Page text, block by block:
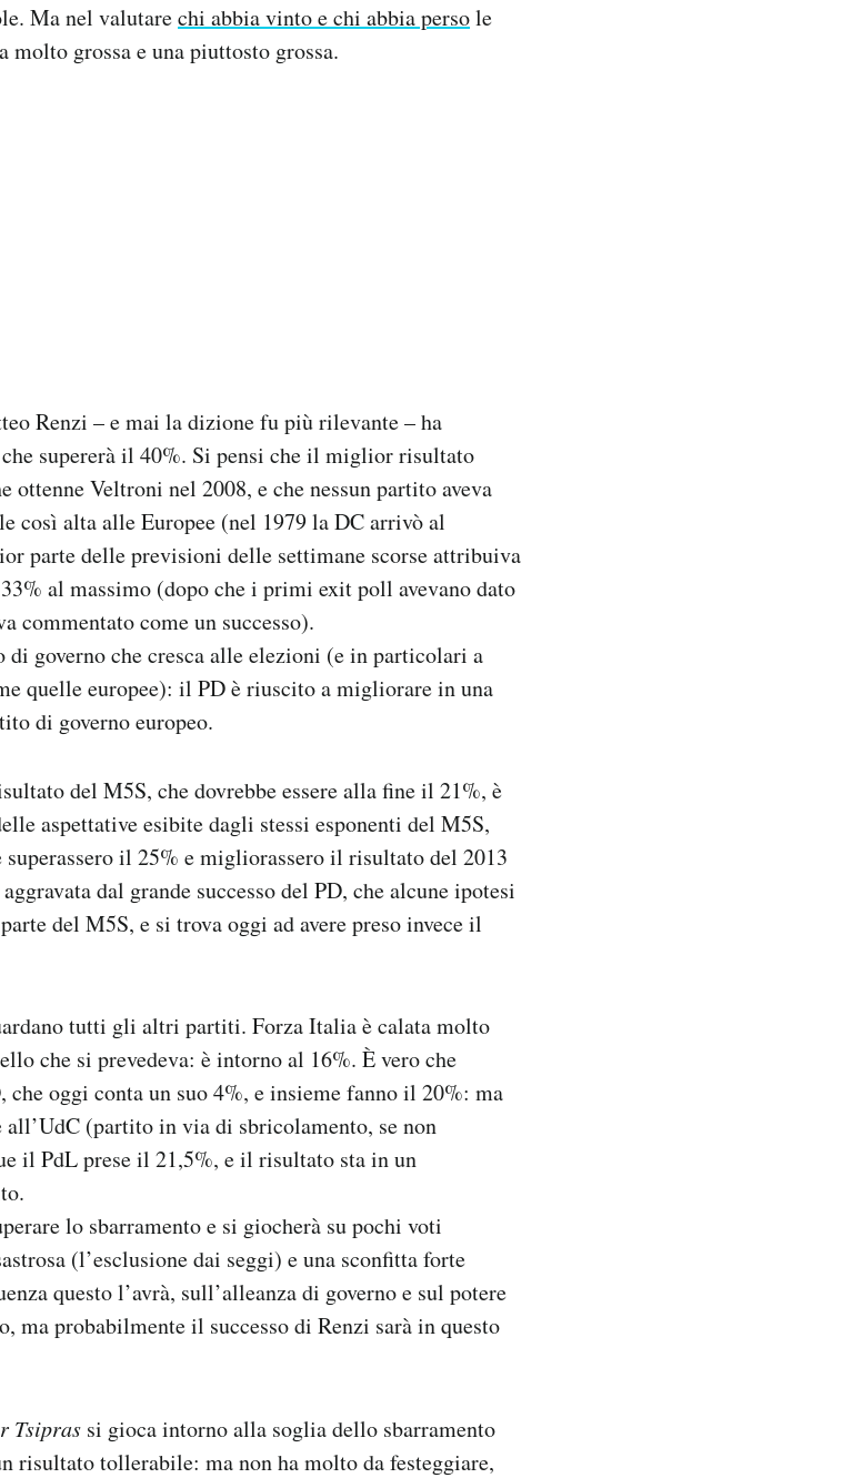
Ma nel valutarechi abbia vinto e chi abbia persole
molto grossa e una piuttosto grossa.
Renzi – e mai la dizione fu più rilevante – ha
supererà il 40%. Si pensi che il miglior risultato
ottenne Veltroni nel 2008, e che nessun partito aveva
così alta alle Europee (nel 1979 la DC arrivò al
parte delle previsioni delle settimane scorse attribuiva
al massimo (dopo che i primi exit poll avevano dato
commentato come un successo).
governo che cresca alle elezioni (e in particolari a
quelle europee): il PD è riuscito a migliorare in una
di governo europeo.
del M5S, che dovrebbe essere alla fine il 21%, è
aspettative esibite dagli stessi esponenti del M5S,
superassero il 25% e migliorassero il risultato del 2013
dal grande successo del PD, che alcune ipotesi
del M5S, e si trova oggi ad avere preso invece il
tutti gli altri partiti. Forza Italia è calata molto
che si prevedeva: è intorno al 16%. È vero che
oggi conta un suo 4%, e insieme fanno il 20%: ma
all’UdC (partito in via di sbricolamento, se non
il PdL prese il 21,5%, e il risultato sta in un
lo sbarramento e si giocherà su pochi voti
(l’esclusione dai seggi) e una sconfitta forte
questo l’avrà, sull’alleanza di governo e sul potere
ma probabilmente il successo di Renzi sarà in questo
Tsipras si gioca intorno alla soglia dello sbarramento
risultato tollerabile: ma non ha molto da festeggiare,